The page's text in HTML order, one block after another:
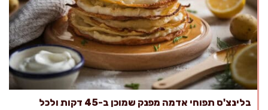
בלינצ'ס תפוחי אדמה מפנק שמוכן ב-45 דקות ולכל